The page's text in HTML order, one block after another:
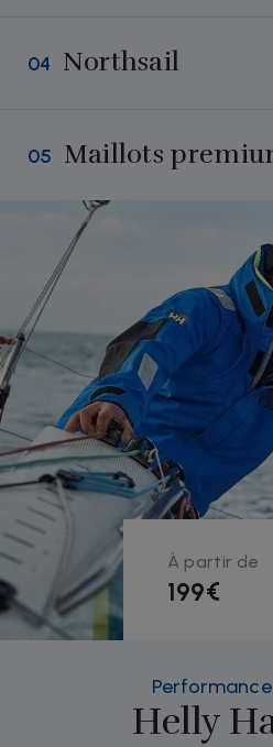
04 Northsail
05 Maillots
À partir de
199€
Helly